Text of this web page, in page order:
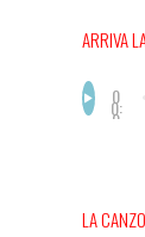
ARRIVA
0
0:
0
LA